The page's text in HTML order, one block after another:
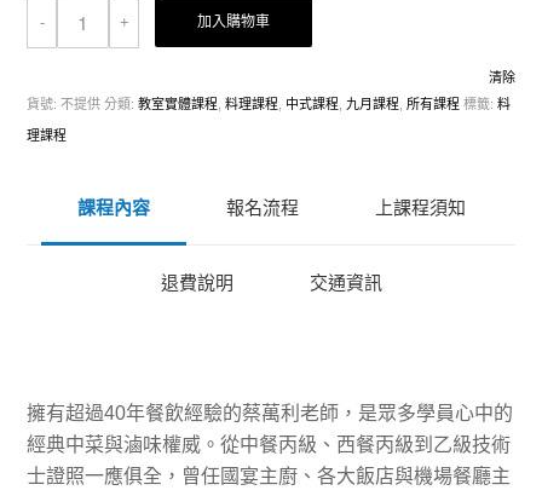
清除
加入購物車
貨號:不提供 分類:教室實體課程 ,料理課程 中式課程 ,九月課程 ,所有課程 標籤:料
理課程
課程內容 報名流程 上課程須知
退費說明 交通資訊
擁有超過40年餐飲經驗的蔡萬利老師，是眾多學員心中的
經典中菜與滷味權威。從中餐丙級、西餐丙級到乙級技術
士證照一應俱全，曾任國宴主廚、各大飯店與機場餐廳主